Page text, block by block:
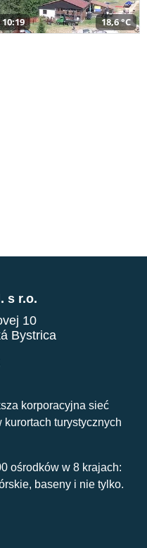
10:19 18,6 °C
s r.o.
10
Bystrica
korporacyjna sieć
turystycznych
ośrodków w 8 krajach:
baseny i nie tylko.